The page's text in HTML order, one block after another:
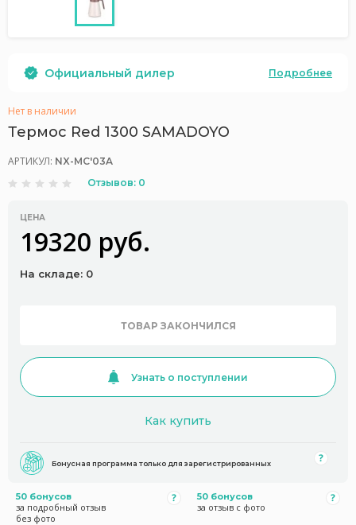
Официальный дилер Подробнее
Нет в наличии
Термос Red 1300 SAMADOYO
АРТИКУЛ: NX-MC'03A
Отзывов: 0
ЦЕНА
19320 руб.
На складе: 0
ТОВАР ЗАКОНЧИЛСЯ
Узнать о поступлении
Как купить
Бонусная программа только для зарегистрированных
50 бонусов
за подробный отзыв
без фото
50 бонусов
за отзыв с фото